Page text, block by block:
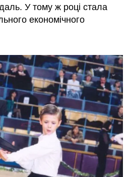
У тому ж році стала
економічного